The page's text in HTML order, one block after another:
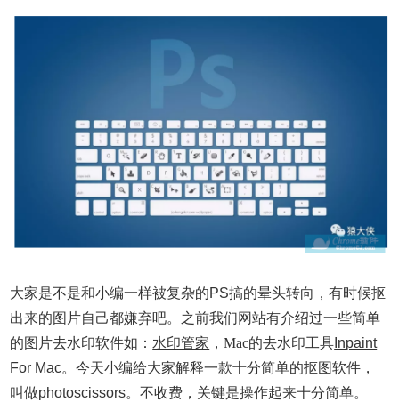
大家是不是和小编一样被复杂的PS搞的晕头转向，有时候抠
出来的图片自己都嫌弃吧。之前我们网站有介绍过一些简单
的图片去水印软件如： 水印管家 ，Mac的去水印工具 Inpaint
For Mac。今天小编给大家解释一款十分简单的抠图软件，
叫做photoscissors。不收费，关键是操作起来十分简单。